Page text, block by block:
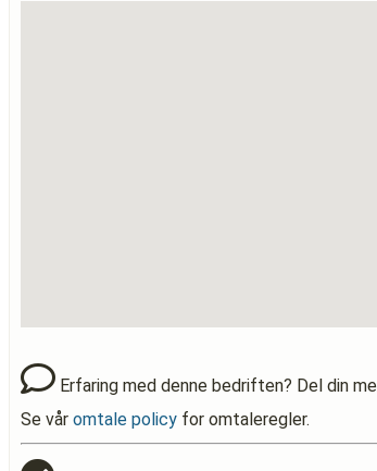
Erfaring med denne bedriften? Del din
Se vår omtale policy for omtaleregler.